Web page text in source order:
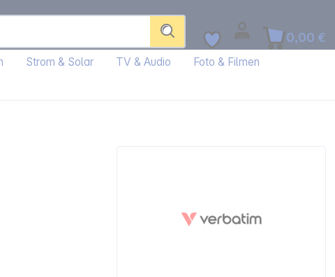
0,00 €
Strom & Solar TV & Audio
Foto & Filmen